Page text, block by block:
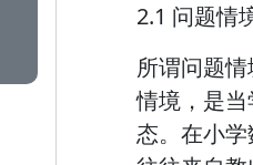
2.1 问题情
所谓问题
情境，是
态。在小